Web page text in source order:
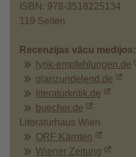
ISBN: 978-3518225134
119 Seiten
Recenzijas vācu medijos:
lyrik-empfehlungen.de
glanzundelend.de
literaturkritik.de
buecher.de
Literaturhaus Wien
ORF Kärnten
Wiener Zeitung